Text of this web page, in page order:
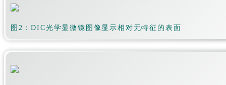
图2：DIC光学显微镜图像显示相对无特征的表面